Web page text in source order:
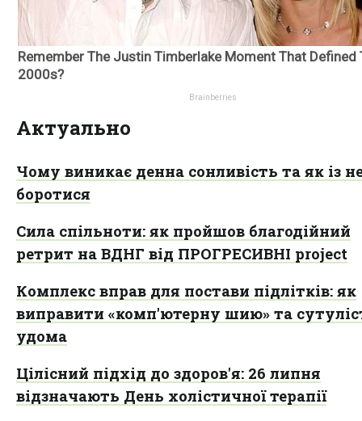
Актуально
Чому виникає денна сонливість та як із
боротися
Сила спільноти: як пройшов благодійний
ретрит на ВДНГ від ПРОГРЕСИВНІ project
Комплекс вправ для постави підлітків: як
виправити «комп'ютерну шию» та
удома
Цілісний підхід до здоров'я: 26 липня
відзначають День холістичної терапії